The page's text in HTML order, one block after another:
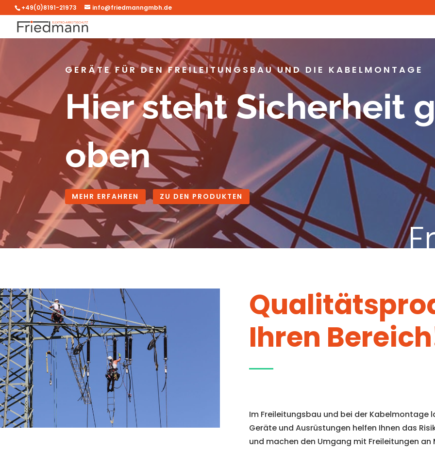
+49(0)8191-21973 info@friedmanngmbh.de
GERÄTE FÜR DEN FREILEITUNGSBAU UND DIE KABELMONTAGE
Hier steht Sicherheit
oben
MEHR ERFAHREN ZU DEN PRODUKTEN
Ihren
Im Freileitungsbau und bei der Kabelmontage
Geräte und Ausrüstungen helfen Ihnen das
und machen den Umgang mit Freileitungen